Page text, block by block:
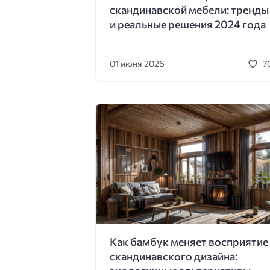
скандинавской мебели: тренды
и реальные решения 2024 года
01 июня 2026
Как бамбук меняет восприятие
скандинавского дизайна: